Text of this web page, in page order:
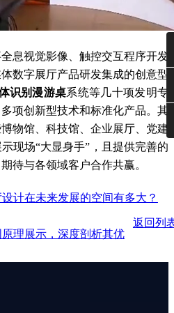
息视觉影像、触控交互程序开发
数字展厅产品研发集成的创意型
识别漫游桌系统等几十项发明专
项创新型技术和标准化产品。其
物馆、科技馆、企业展厅、党建
现场“大显身手”，且提供完善的
待与各领域客户合作共赢。
计在未来发展的空间有多大？
返回列
理展示，深度剖析其优